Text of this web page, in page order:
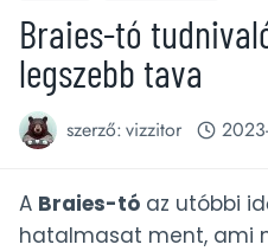
Braies-tó
legszebb tava
szerző:vizzitor
A Braies-tó az utóbbi
hatalmasat ment, ami